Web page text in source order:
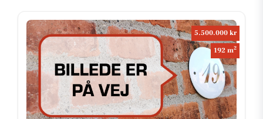
5.500.000 kr
192 m2